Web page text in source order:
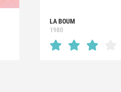
LA BOUM
1980